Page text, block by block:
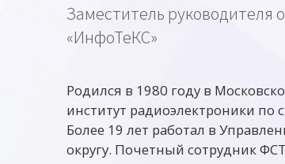
Заместитель руководителя
«ИнфоТеКС»
Родился в 1980 году в
институт радиоэлектроники по
Более 19 лет работал в
округу. Почетный сотрудник